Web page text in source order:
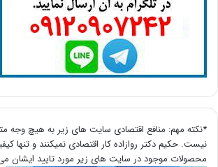
*نکته مهم: منافع اقتصادی سایت های زیر به هیچ وجه
نیست. حکیم دکتر روازاده کار اقتصادی نمیکنند و تنها
محصولات موجود در سایت های زیر مورد تایید ایشان